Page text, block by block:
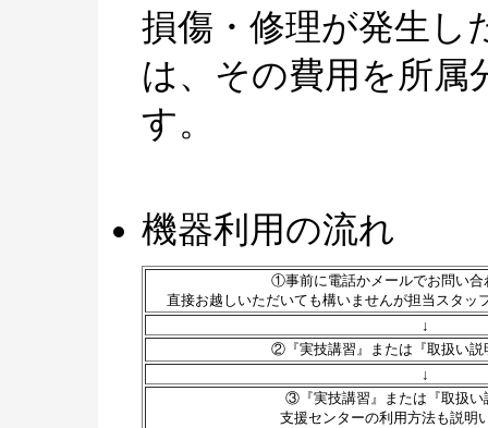
損傷・修理が発生し
は、その費用を所属
す。
機器利用の流れ
①事前に電話かメールでお問い合
直接お越しいただいても構いませんが担当スタッ
↓
②『実技講習』または『取扱い説
↓
③『実技講習』または『取扱い
支援センターの利用方法も説明